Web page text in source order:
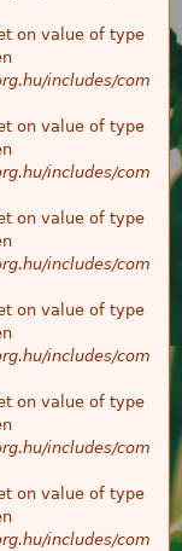
on value of type
includes/com
on value of type
includes/com
on value of type
includes/com
on value of type
includes/com
on value of type
includes/com
on value of type
includes/com